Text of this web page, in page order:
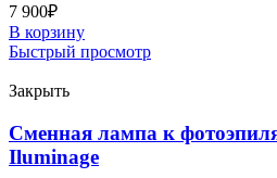
7 900₽
В корзину
Быстрый просмотр
Закрыть
Сменная лампа к
Iluminage